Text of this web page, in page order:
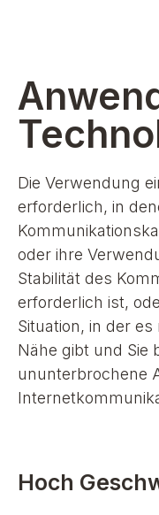
Die Verwendung
erforderlich, in
oder ihre
Stabilität des
erforderlich ist,
Situation, in der
Nähe gibt und Sie
ununterbrochene
Hoch